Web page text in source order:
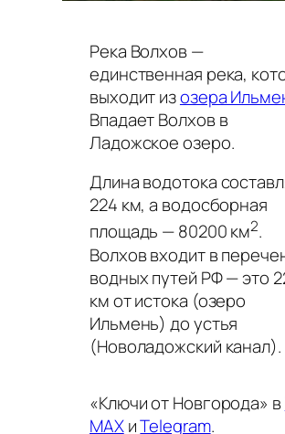
Река Волхов —
единственная река,
выходит изозера
Впадает Волхов в
Ладожское озеро.
Длина водотока
224 км, а водосборная
площадь — 80200 км2.
Волхов входит в
водных путей РФ — это
км от истока (озеро
Ильмень) до устья
(Новоладожский канал).
«Ключи от Новгорода» в
MAXиTelegram.